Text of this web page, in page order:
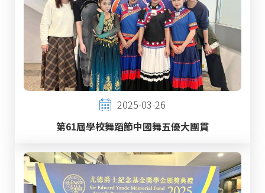
2025-03-26
第61屆學校舞蹈節中國舞五優大團貫